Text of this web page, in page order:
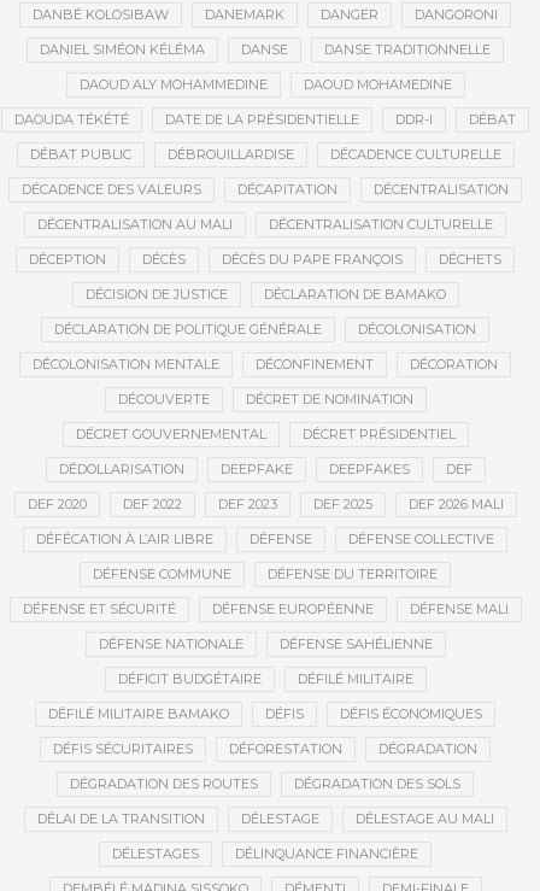
DANBÉ KOLOSIBAW DANEMARK DANGER DANGORONI
DANIEL SIMÉON KÉLÉMA DANSE DANSE TRADITIONNELLE
DAOUD ALY MOHAMMEDINE DAOUD MOHAMEDINE
DAOUDA TÉKÉTÉ DATE DE LA PRÉSIDENTIELLE DDR-I DÉBAT
DÉBAT PUBLIC DÉBROUILLARDISE DÉCADENCE CULTURELLE
DÉCADENCE DES VALEURS DÉCAPITATION DÉCENTRALISATION
DÉCENTRALISATION AU MALI DÉCENTRALISATION CULTURELLE
DÉCEPTION DÉCÈS DÉCÈS DU PAPE FRANÇOIS DÉCHETS
DÉCISION DE JUSTICE DÉCLARATION DE BAMAKO
DÉCLARATION DE POLITIQUE GÉNÉRALE DÉCOLONISATION
DÉCOLONISATION MENTALE DÉCONFINEMENT DÉCORATION
DÉCOUVERTE DÉCRET DE NOMINATION
DÉCRET GOUVERNEMENTAL DÉCRET PRÉSIDENTIEL
DÉDOLLARISATION DEEPFAKE DEEPFAKES DEF
DEF 2020 DEF 2022 DEF 2023 DEF 2025 DEF 2026 MALI
DÉFÉCATION À L’AIR LIBRE DÉFENSE DÉFENSE COLLECTIVE
DÉFENSE COMMUNE DÉFENSE DU TERRITOIRE
DÉFENSE ET SÉCURITÉ DÉFENSE EUROPÉENNE DÉFENSE MALI
DÉFENSE NATIONALE DÉFENSE SAHÉLIENNE
DÉFICIT BUDGÉTAIRE DÉFILÉ MILITAIRE
DÉFILÉ MILITAIRE BAMAKO DÉFIS DÉFIS ÉCONOMIQUES
DÉFIS SÉCURITAIRES DÉFORESTATION DÉGRADATION
DÉGRADATION DES ROUTES DÉGRADATION DES SOLS
DÉLAI DE LA TRANSITION DÉLESTAGE DÉLESTAGE AU MALI
DÉLESTAGES DÉLINQUANCE FINANCIÈRE